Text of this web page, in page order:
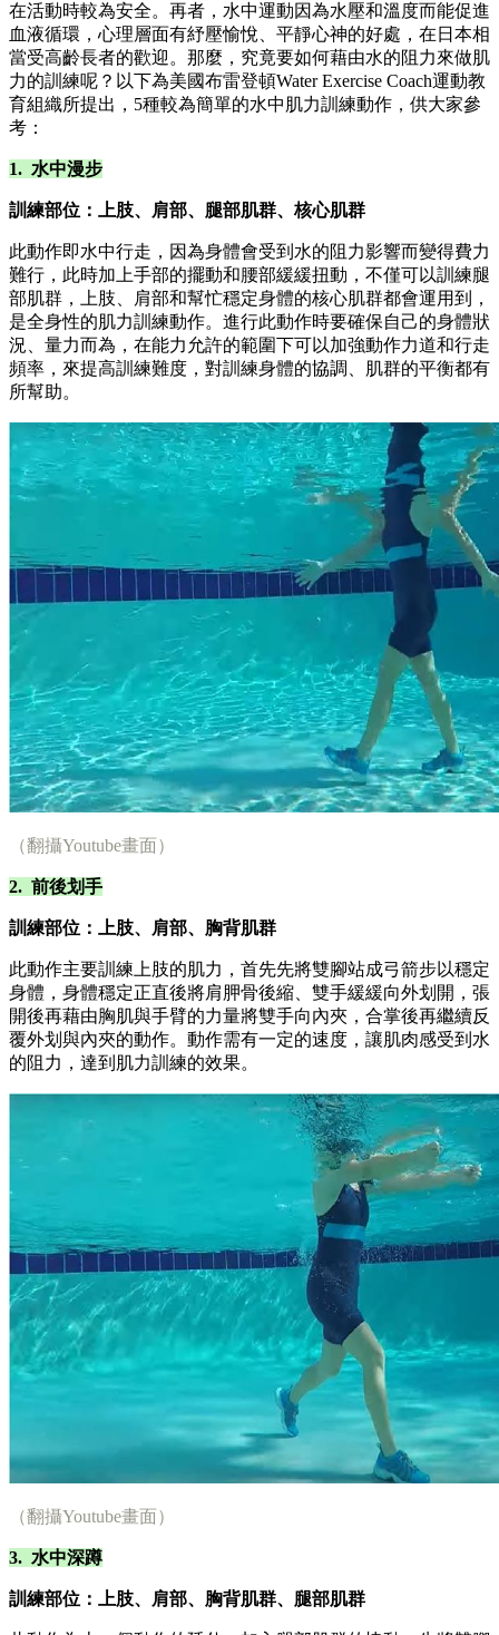
在活動時較為安全。再者，水中運動因為水壓和溫度而能促進
血液循環，心理層面有紓壓愉悅、平靜心神的好處，在日本相
當受高齡長者的歡迎。那麼，究竟要如何藉由水的阻力來做肌
力的訓練呢？以下為美國布雷登頓Water Exercise Coach運動教
育組織所提出，5種較為簡單的水中肌力訓練動作，供大家參
考：
1. 水中漫步
訓練部位：上肢、肩部、腿部肌群、核心肌群
此動作即水中行走，因為身體會受到水的阻力影響而變得費力
難行，此時加上手部的擺動和腰部緩緩扭動，不僅可以訓練腿
部肌群，上肢、肩部和幫忙穩定身體的核心肌群都會運用到，
是全身性的肌力訓練動作。進行此動作時要確保自己的身體狀
況、量力而為，在能力允許的範圍下可以加強動作力道和行走
頻率，來提高訓練難度，對訓練身體的協調、肌群的平衡都有
所幫助。
（翻攝Youtube畫面）
2. 前後划手
訓練部位：上肢、肩部、胸背肌群
此動作主要訓練上肢的肌力，首先先將雙腳站成弓箭步以穩定
身體，身體穩定正直後將肩胛骨後縮、雙手緩緩向外划開，張
開後再藉由胸肌與手臂的力量將雙手向內夾，合掌後再繼續反
覆外划與內夾的動作。動作需有一定的速度，讓肌肉感受到水
的阻力，達到肌力訓練的效果。
（翻攝Youtube畫面）
3. 水中深蹲
訓練部位：上肢、肩部、胸背肌群、腿部肌群